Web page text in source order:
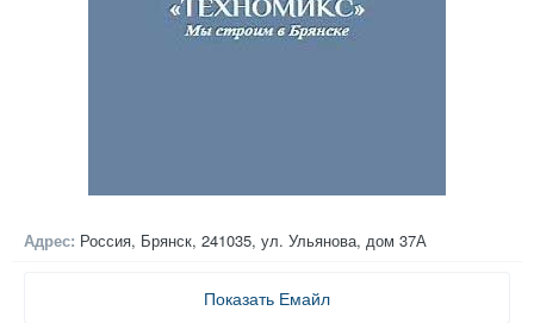
Адрес: Россия, Брянск, 241035, ул. Ульянова, дом 37А
Показать Емайл